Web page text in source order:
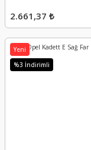
2.661,37 ₺
Yeni
%3 İndirimli